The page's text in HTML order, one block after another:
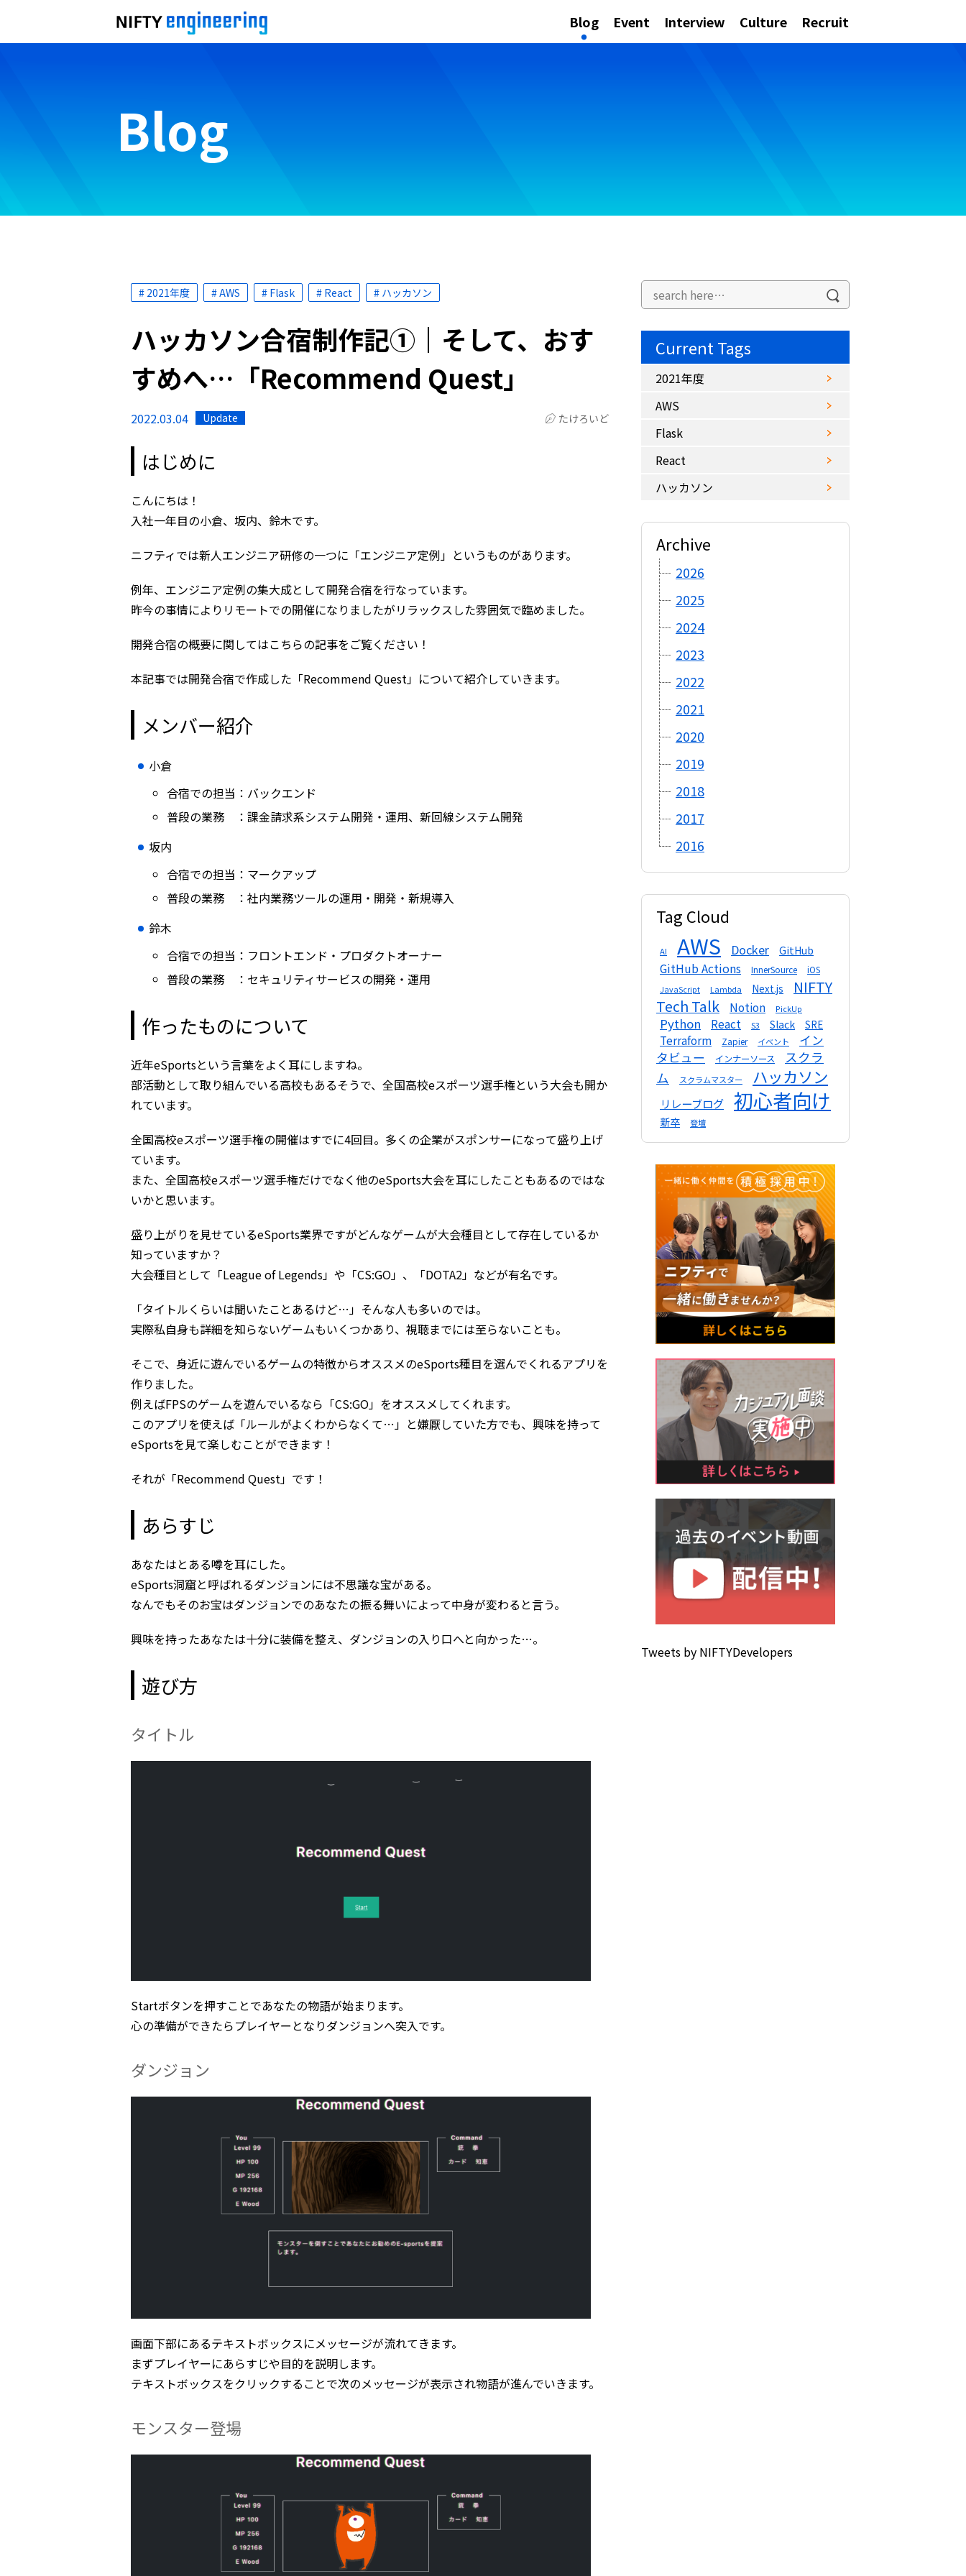
Blog Event Interview Culture Recruit
Blog
# 2021年度 # AWS # Flask # React # ハッカソン
ハッカソン合宿制作記①｜そして、おす
すめへ…「Recommend Quest」
2022.03.04 Update たけろいど
はじめに
こんにちは！
入社一年目の小倉、坂内、鈴木です。
ニフティでは新人エンジニア研修の一つに「エンジニア定例」というものがあります。
例年、エンジニア定例の集大成として開発合宿を行なっています。
昨今の事情によりリモートでの開催になりましたがリラックスした雰囲気で臨めました。
開発合宿の概要に関してはこちらの記事をご覧ください！
本記事では開発合宿で作成した「Recommend Quest」について紹介していきます。
メンバー紹介
小倉
合宿での担当：バックエンド
普段の業務 ：課金請求系システム開発・運用、新回線システム開発
坂内
合宿での担当：マークアップ
普段の業務 ：社内業務ツールの運用・開発・新規導入
鈴木
合宿での担当：フロントエンド・プロダクトオーナー
普段の業務 ：セキュリティサービスの開発・運用
作ったものについて
近年eSportsという言葉をよく耳にしますね。
部活動として取り組んでいる高校もあるそうで、全国高校eスポーツ選手権という大会も開か
れています。
全国高校eスポーツ選手権の開催はすでに4回目。多くの企業がスポンサーになって盛り上げ
ています。
また、全国高校eスポーツ選手権だけでなく他のeSports大会を耳にしたこともあるのではな
いかと思います。
盛り上がりを見せているeSports業界ですがどんなゲームが大会種目として存在しているか
知っていますか？
大会種目として「League of Legends」や「CS:GO」、「DOTA2」などが有名です。
「タイトルくらいは聞いたことあるけど…」そんな人も多いのでは。
実際私自身も詳細を知らないゲームもいくつかあり、視聴までには至らないことも。
そこで、身近に遊んでいるゲームの特徴からオススメのeSports種目を選んでくれるアプリを
作りました。
例えばFPSのゲームを遊んでいるなら「CS:GO」をオススメしてくれます。
このアプリを使えば「ルールがよくわからなくて…」と嫌厭していた方でも、興味を持って
eSportsを見て楽しむことができます！
それが「Recommend Quest」です！
あらすじ
あなたはとある噂を耳にした。
eSports洞窟と呼ばれるダンジョンには不思議な宝がある。
なんでもそのお宝はダンジョンでのあなたの振る舞いによって中身が変わると言う。
興味を持ったあなたは十分に装備を整え、ダンジョンの入り口へと向かった…。
遊び方
タイトル
Startボタンを押すことであなたの物語が始まります。
心の準備ができたらプレイヤーとなりダンジョンへ突入です。
ダンジョン
画面下部にあるテキストボックスにメッセージが流れてきます。
まずプレイヤーにあらすじや目的を説明します。
テキストボックスをクリックすることで次のメッセージが表示され物語が進んでいきます。
モンスター登場
Current Tags
2021年度
AWS
Flask
React
ハッカソン
Archive
2026
2025
2024
2023
2022
2021
2020
2019
2018
2017
2016
Tag Cloud
AI AWS Docker GitHub
GitHub Actions InnerSource iOS
JavaScript Lambda Next.js
NIFTY
Tech Talk
Notion PickUp
Python React S3 Slack SRE
Terraform Zapier イベント
イン
タビュー
インナーソース
スクラ
ム
スクラムマスター ハッカソン
リレーブログ 初心者向け
新卒 登壇
Tweets by NIFTYDevelopers